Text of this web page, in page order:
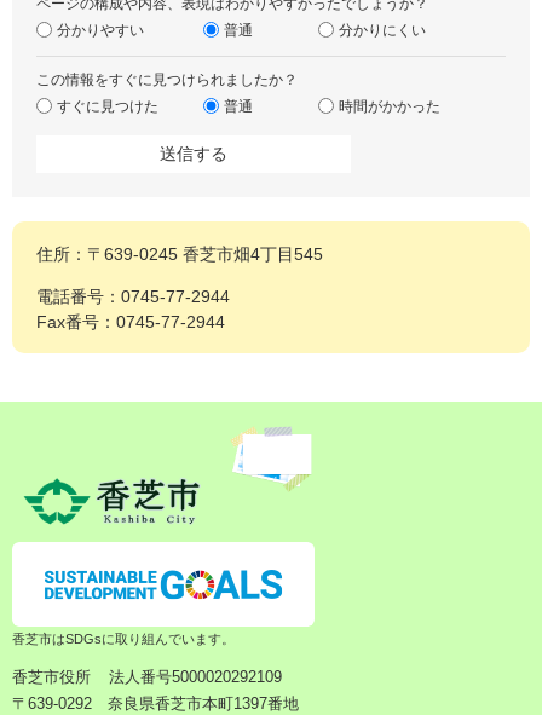
ページの構成や内容、表現はわかりやすかったでしょうか？
分かりやすい
普通 分かりにくい
この情報をすぐに見つけられましたか？
すぐに見つけた
普通 時間がかかった
住所：〒639-0245 香芝市畑4丁目545
電話番号：0745-77-2944
Fax番号：0745-77-2944
香芝市はSDGsに取り組んでいます。
香芝市役所
法人番号5000020292109
〒639-0292 奈良県香芝市本町1397番地